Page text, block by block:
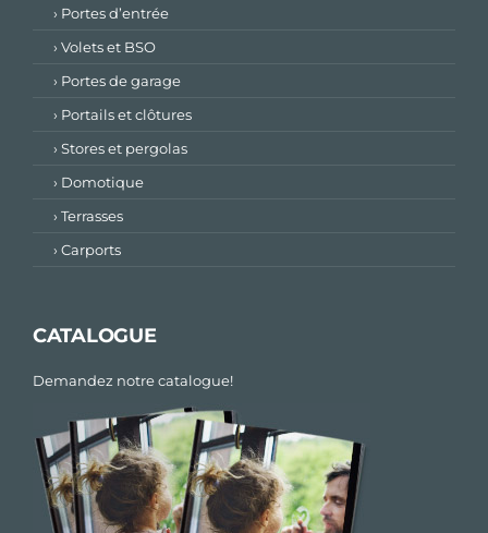
› Portes d’entrée
› Volets et BSO
› Portes de garage
› Portails et clôtures
› Stores et pergolas
› Domotique
› Terrasses
› Carports
CATALOGUE
Demandez notre catalogue!